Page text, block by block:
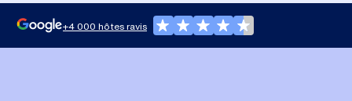
+4 000 hôtes ravis